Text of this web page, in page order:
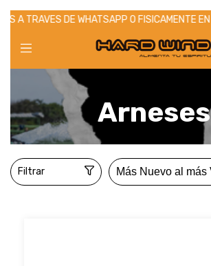
WHATSAPP O FISICAMENTE EN EL LOCAL
Arneses
Filtrar